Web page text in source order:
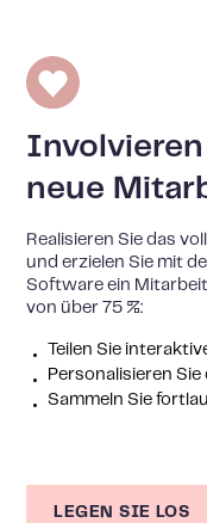
Involvieren
neue
Realisieren Sie das
und erzielen Sie mit
Software ein
von über 75 %:
Teilen Sie
Personalisieren Sie
Sammeln Sie
LEGEN SIE LOS